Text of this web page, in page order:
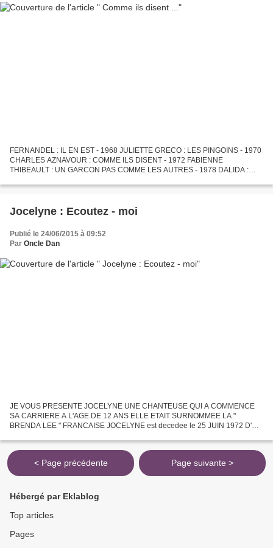
FERNANDEL : IL EN EST - 1968 JULIETTE GRECO : LES PINGOINS - 1970
CHARLES AZNAVOUR : COMME ILS DISENT - 1972 FABIENNE
THIBEAULT : UN GARCON PAS COMME LES AUTRES - 1978 DALIDA :
UNE FEMME - 1988...
Jocelyne : Ecoutez - moi
Publié le 24/06/2015 à 09:52
Par Oncle Dan
JE VOUS PRESENTE JOCELYNE UNE CHANTEUSE QUI A COMMENCE
SA CARRIERE A L'AGE DE 12 ANS ELLE ETAIT SURNOMMEE LA "
BRENDA LEE " FRANCAISE JOCELYNE est decedee le 25 JUIN 1972 D'
DITES - MOI...
< Page précédente Page suivante >
Hébergé par Eklablog
Top articles
Pages